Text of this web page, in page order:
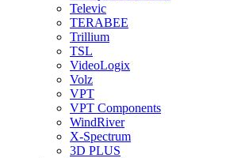
Televic
TERABEE
Trillium
TSL
VideoLogix
Volz
VPT
VPT Components
WindRiver
X-Spectrum
3D PLUS